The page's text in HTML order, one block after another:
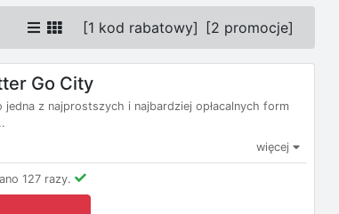
[1 kod rabatowy] [2 promocje]
Go City
z najprostszych i najbardziej opłacalnych form
więcej
127 razy.